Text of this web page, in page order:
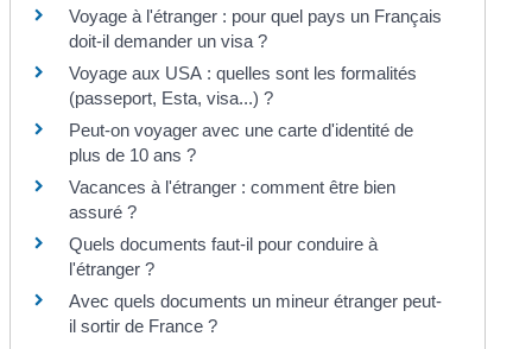
Voyage à l'étranger : pour quel pays un Français
doit-il demander un visa ?
Voyage aux USA : quelles sont les formalités
(passeport, Esta, visa...) ?
Peut-on voyager avec une carte d'identité de
plus de 10 ans ?
Vacances à l'étranger : comment être bien
assuré ?
Quels documents faut-il pour conduire à
l'étranger ?
Avec quels documents un mineur étranger peut-
il sortir de France ?